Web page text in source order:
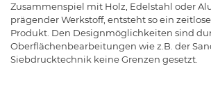
Zusammenspiel mit Holz, Edelstahl oder
prägender Werkstoff, entsteht so ein
Produkt. Den Designmöglichkeiten sind
Oberflächenbearbeitungen wie z.B. der
Siebdrucktechnik keine Grenzen gesetzt.